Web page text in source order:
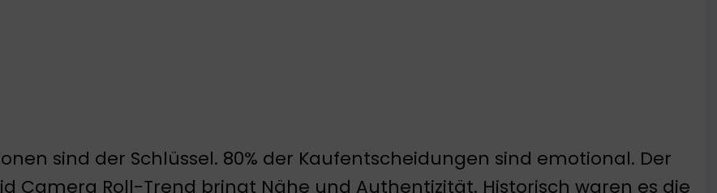
sind der Schlüssel. 80% der Kaufentscheidungen sind emotional. Der
Camera Roll-Trend bringt Nähe und Authentizität. Historisch waren es die